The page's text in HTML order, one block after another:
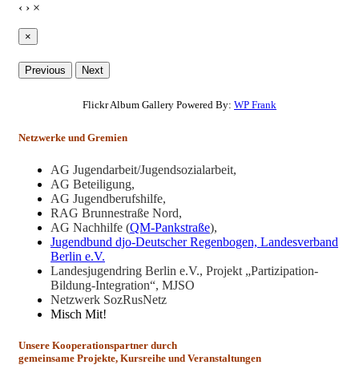
‹ › ×
×
Previous Next
Flickr Album Gallery Powered By: WP Frank
Netzwerke und Gremien
AG Jugendarbeit/Jugendsozialarbeit,
AG Beteiligung,
AG Jugendberufshilfe,
RAG Brunnestraße Nord,
AG Nachhilfe (QM-Pankstraße),
Jugendbund djo-Deutscher Regenbogen, Landesverband
Berlin e.V.
Landesjugendring Berlin e.V., Projekt „Partizipation-
Bildung-Integration“, MJSO
Netzwerk SozRusNetz
Misch Mit!
Unsere Kooperationspartner durch
gemeinsame Projekte, Kursreihe und Veranstaltungen